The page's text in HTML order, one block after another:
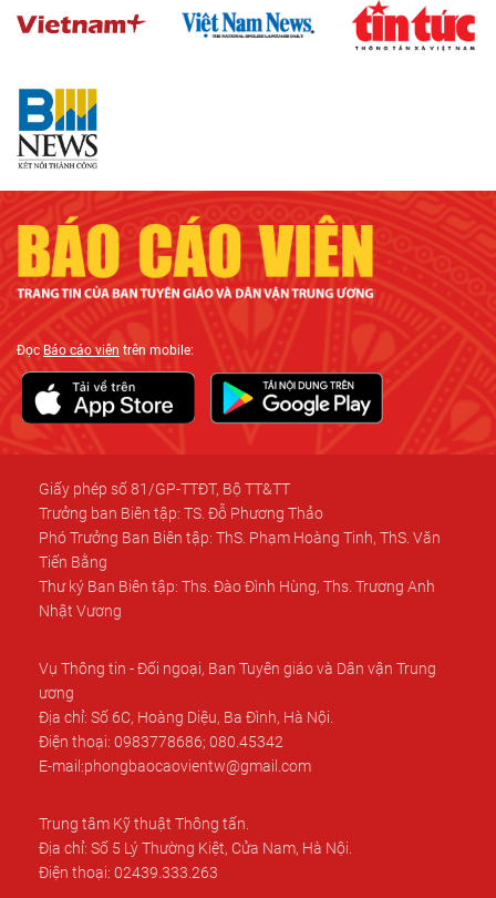
ĐọcBáo cáo viên trên mobile:
Giấy phép số 81/GP-TTĐT, Bộ TT&TT
Trưởng ban Biên tập: TS. Đỗ Phương Thảo
Phó Trưởng Ban Biên tập: ThS. Phạm Hoàng Tinh, ThS. Văn
Tiến Bằng
Thư ký Ban Biên tập: Ths. Đào Đình Hùng, Ths. Trương Anh
Nhật Vương
Vụ Thông tin - Đối ngoại, Ban Tuyên giáo và Dân vận Trung
ương
Địa chỉ: Số 6C, Hoàng Diệu, Ba Đình, Hà Nội.
Điện thoại: 0983778686; 080.45342
E-mail:phongbaocaovientw@gmail.com
Trung tâm Kỹ thuật Thông tấn.
Địa chỉ: Số 5 Lý Thường Kiệt, Cửa Nam, Hà Nội.
Điện thoại: 02439.333.263